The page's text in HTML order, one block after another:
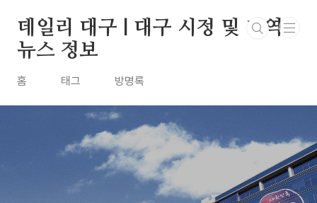
데일리 대구 | 대구 시정 및 지역
뉴스 정보
홈 태그 방명록